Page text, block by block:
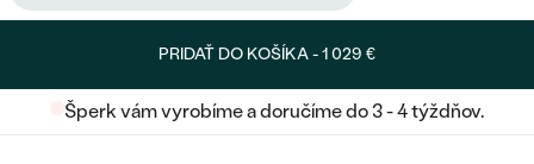
PRIDAŤ DO KOŠÍKA -1 029 €
Šperk vám vyrobíme a doručíme do 3 - 4 týždňov.